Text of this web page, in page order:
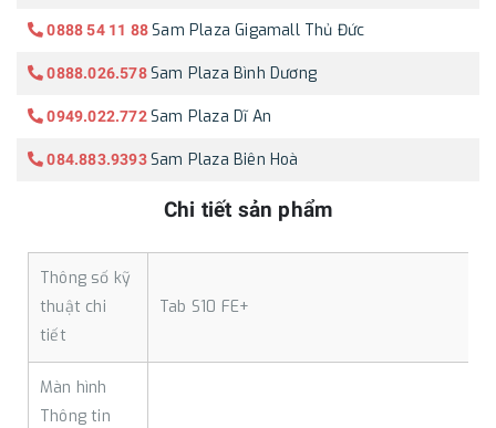
0888 54 11 88 Sam Plaza Gigamall Thủ Đức
0888.026.578 Sam Plaza Bình Dương
0949.022.772 Sam Plaza Dĩ An
084.883.9393 Sam Plaza Biên Hoà
Chi tiết sản phẩm
Thông số kỹ
thuật chi
tiết
Tab S10 FE+
Màn hình
Thông tin